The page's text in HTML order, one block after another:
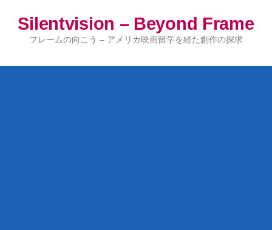
ツ
Silentvision – Beyond Frame
フレームの向こう – アメリカ映画留学を経た創作の探求